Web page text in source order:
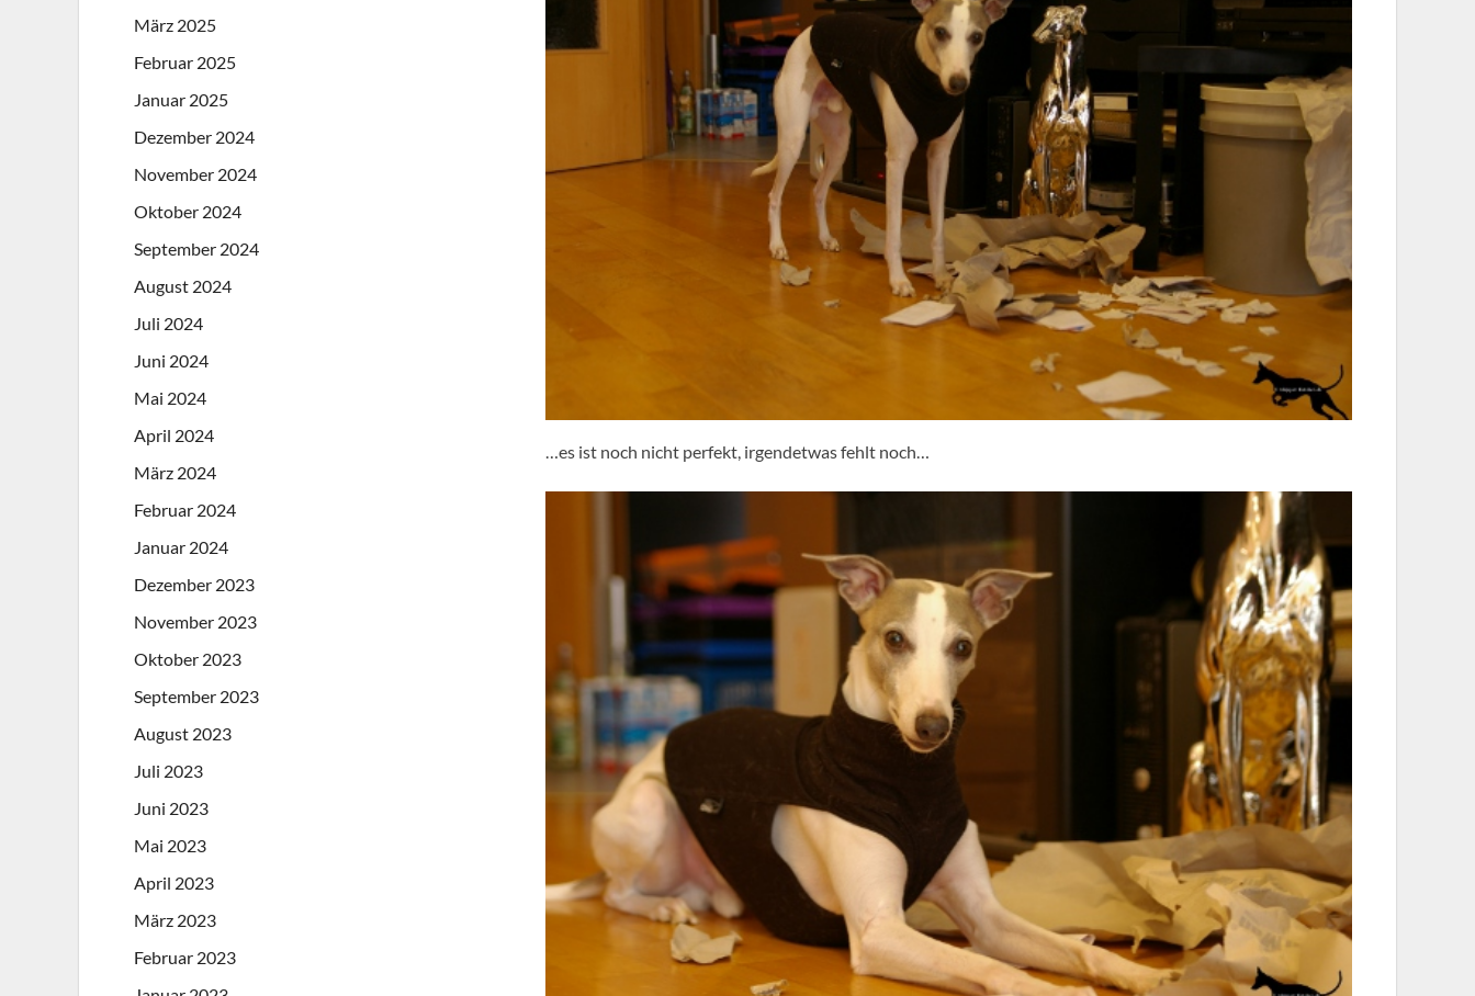
…es ist noch nicht perfekt, irgendetwas fehlt noch…
März 2025
Februar 2025
Januar 2025
Dezember 2024
November 2024
Oktober 2024
September 2024
August 2024
Juli 2024
Juni 2024
Mai 2024
April 2024
März 2024
Februar 2024
Januar 2024
Dezember 2023
November 2023
Oktober 2023
September 2023
August 2023
Juli 2023
Juni 2023
Mai 2023
April 2023
März 2023
Februar 2023